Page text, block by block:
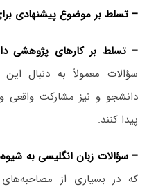
– تسلط بر موضوع پیشنهادی
–تسلط بر کارهای پژوهشی
سؤالات معمولاً به دنبال
دانشجو و نیز مشارکت واقعی
پیدا کنند.
– سؤالات زبان انگلیسی به
که در بسیاری از